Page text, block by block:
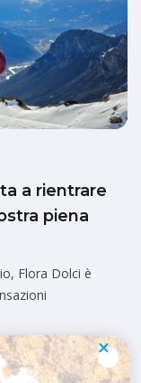
a rientrare
piena
Flora Dolci è